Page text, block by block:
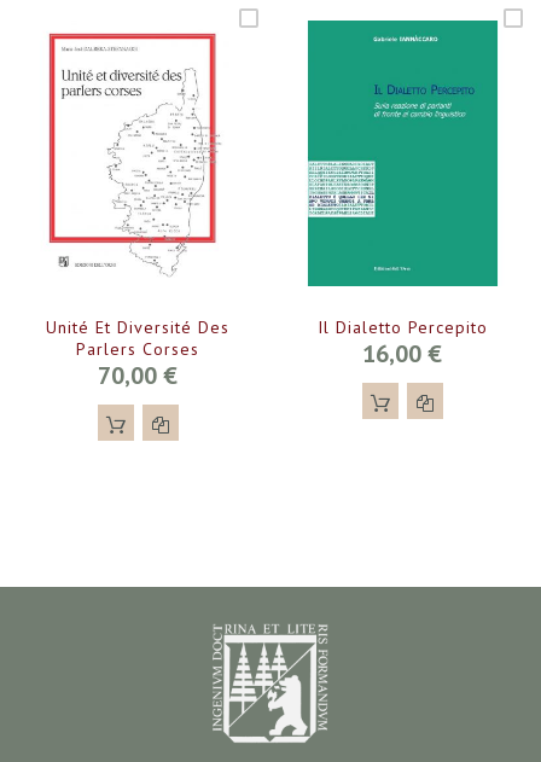
Unité Et Diversité Des
Parlers Corses
70,00 €
Il Dialetto Percepito
16,00 €